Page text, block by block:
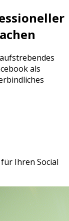
als
Ihren Social